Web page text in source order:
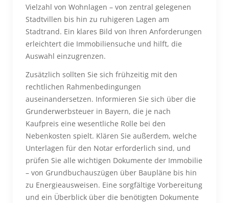
Vielzahl von Wohnlagen – von zentral gelegenen
Stadtvillen bis hin zu ruhigeren Lagen am
Stadtrand. Ein klares Bild von Ihren Anforderungen
erleichtert die Immobiliensuche und hilft, die
Auswahl einzugrenzen.
Zusätzlich sollten Sie sich frühzeitig mit den
rechtlichen Rahmenbedingungen
auseinandersetzen. Informieren Sie sich über die
Grunderwerbsteuer in Bayern, die je nach
Kaufpreis eine wesentliche Rolle bei den
Nebenkosten spielt. Klären Sie außerdem, welche
Unterlagen für den Notar erforderlich sind, und
prüfen Sie alle wichtigen Dokumente der Immobilie
– von Grundbuchauszügen über Baupläne bis hin
zu Energieausweisen. Eine sorgfältige Vorbereitung
und ein Überblick über die benötigten Dokumente